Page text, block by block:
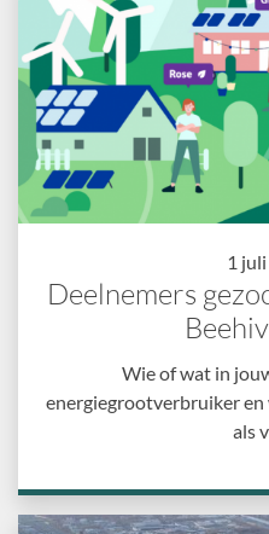
1
Deelnemers
Wie of wat in
energiegrootverbruiker
als